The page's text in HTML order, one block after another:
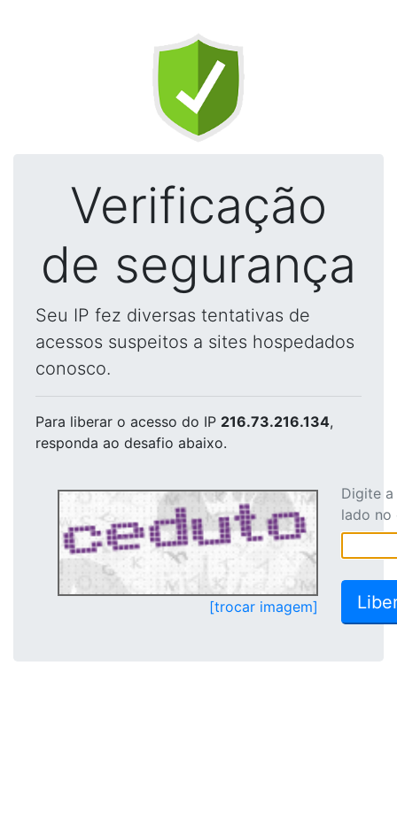
Verificação
de segurança
Seu IP fez diversas tentativas de
acessos suspeitos a sites hospedados
conosco.
Para liberar o acesso do IP 216.73.216.134,
responda ao desafio abaixo.
[trocar imagem]
Digite
lado no